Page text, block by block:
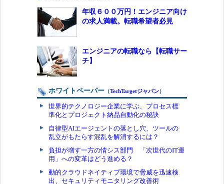
年収６００万円！エンジニア向け
の求人満載。転職希望者必見
エンジニアの転職なら【転職サー
チ】
ホワイトペーパー （TechTargetジャパン）
世界的テクノロジー企業に学ぶ、プロセス標
準化とプロジェクト納品自動化の秘訣
自律型AIエージェントの落とし穴、ツールの
乱立がもたらす混乱を解消するには？
負担が増す一方の情シス部門 「次世代のIT運
用」への変革はどう進める？
動的クラウドネイティブ環境で脅威を迅速検
出、セキュリティモニタリング改善術